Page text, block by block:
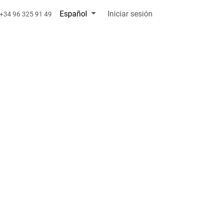
+34 96 325 91 49 Español Iniciar sesión